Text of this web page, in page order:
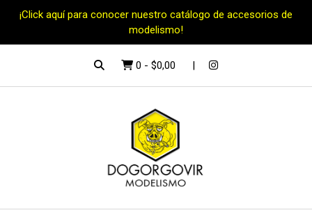
¡Click aquí para conocer nuestro catálogo de accesorios de
modelismo!
0 - $0,00